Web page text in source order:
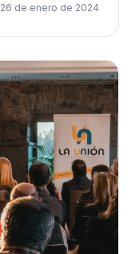
26 de enero de 2024